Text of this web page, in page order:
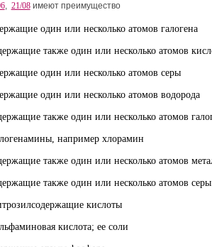
, 21/08имеют преимущество
один или несколько атомов галогена
также один или несколько атомов
один или несколько атомов серы
один или несколько атомов водорода
также один или несколько атомов
например хлорамин
также один или несколько атомов
также один или несколько атомов серы
кислоты
кислота; ее соли